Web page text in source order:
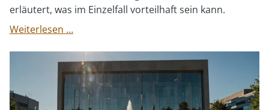
erläutert, was im Einzelfall vorteilhaft sein kann.
Weiterlesen …Konzentration
Diversifikation